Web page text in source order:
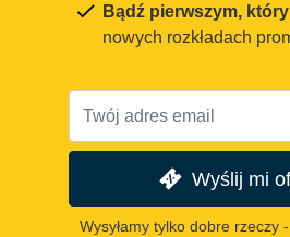
Bądź pierwszym,
nowych rozkładach
Wyślij mi
Wysyłamy tylko dobre rzeczy